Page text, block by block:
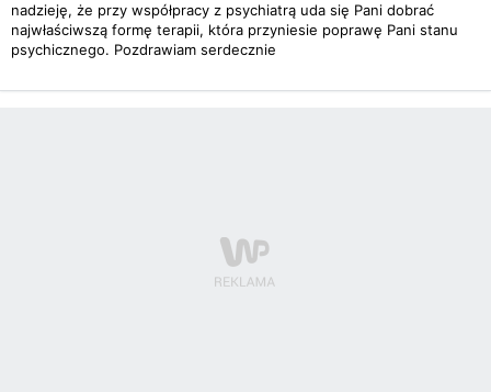
nadzieję, że przy współpracy z psychiatrą uda się Pani dobrać
najwłaściwszą formę terapii, która przyniesie poprawę Pani stanu
psychicznego. Pozdrawiam serdecznie